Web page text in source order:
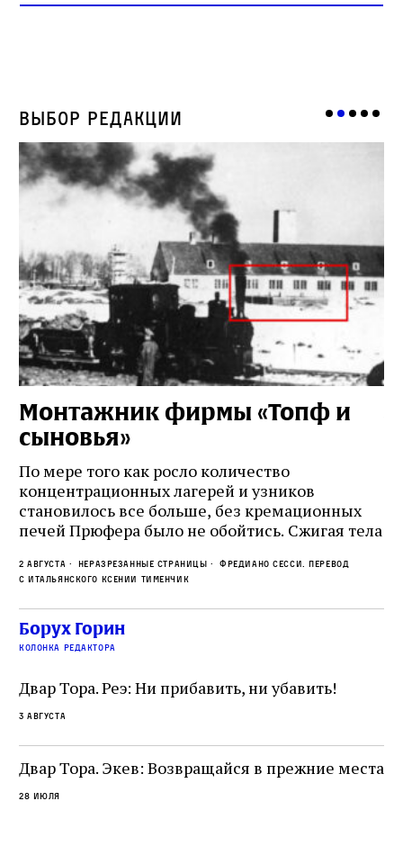
Выбор редакции
Монтажник фирмы «Топф и
сыновья»
По мере того как росло количество
концентрационных лагерей и узников
становилось все больше, без кремационных
печей Прюфера было не обойтись. Cжигая тела
верны своему архаичному культу смерти, но и
скрывали от населения соседних городов,
сколько узников погибало каждый день в этих
жутких местах
2 августа Неразрезанные страницы
Фредиано Сесси. Перевод
с итальянского Ксении Тименчик
Борух Горин
колонка редактора
Двар Тора. Реэ: Ни прибавить, ни убавить!
3 августа
Двар Тора. Экев: Возвращайся в прежние места
28 июля